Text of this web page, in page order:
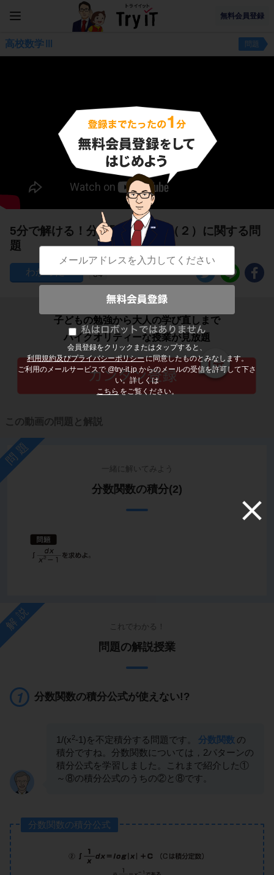
無料会員登録
会員登録をクリックまたはタップすると、
利用規約及びプライバシーポリシーに同意したものとみなします。
ご利用のメールサービスで @try-it.jp からのメールの受信を許可して下さ
い。詳しくは
こちら をご覧ください。
高校数学Ⅲ 問題
5分で解ける！分数関数の積分（２）に関する問
題
64
子どもの勉強から大人の学び直しまで
ハイクオリティーな授業が見放題
この動画の問題と解説
問題
一緒に解いてみよう
分数関数の積分(2)
解説 これでわかる！
問題の解説授業
分数関数の積分公式が使えない!?
1/(x2-1)を不定積分する問題です。 分数関数 の
積分ですね。分数関数については，2パターンの
積分公式を学習しました。これまで紹介した①
～⑧の積分公式のうちの②と⑧です。
分数関数の積分公式